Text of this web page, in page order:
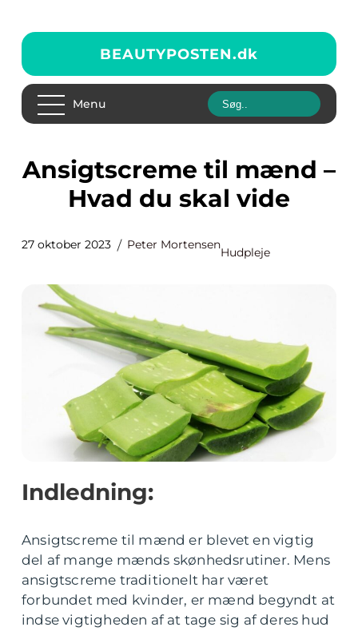
BEAUTYPOSTEN.dk
Menu
Ansigtscreme til mænd –
Hvad du skal vide
27 oktober 2023 Peter Mortensen
Hudpleje
Indledning:
Ansigtscreme til mænd er blevet en vigtig
del af mange mænds skønhedsrutiner. Mens
ansigtscreme traditionelt har været
forbundet med kvinder, er mænd begyndt at
indse vigtigheden af at tage sig af deres hud